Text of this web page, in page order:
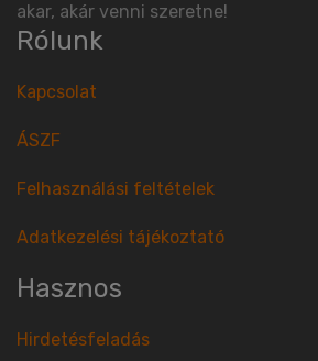
akar, akár venni szeretne!
Rólunk
Kapcsolat
ÁSZF
Felhasználási feltételek
Adatkezelési tájékoztató
Hasznos
Hirdetésfeladás